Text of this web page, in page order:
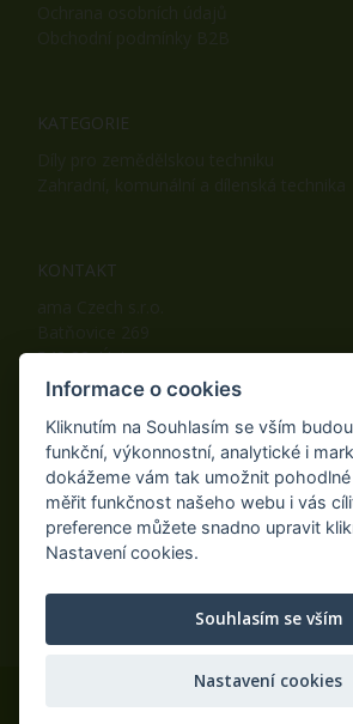
KATEGORIE
KONTAKT
542 32, Úpice
Telefon: +420 498 100 050
Fax: +420 498 100 051
E-mail:info@ama-zahrada.cz
Web:www.ama-zahrada.cz
NAJDETE NÁS TAKÉ NA:
Informace o cookies
Kliknutím na Souhlasím se vším
funkční, výkonnostní, analytické i
dokážeme vám tak umožnit
měřit funkčnost našeho webu i vás
preference můžete snadno upravit
Nastavení cookies.
Souhlasím se vším
Nastavení cookies